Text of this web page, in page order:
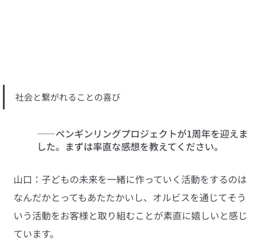
社会と繋がれることの喜び
――ペンギンリングプロジェクトが1周年を迎えま
した。まずは率直な感想を教えてください。
山口：子どもの未来を一緒に作っていく活動をするのは
なんだかとってもあたたかいし、オルビスを通じてそう
いう活動をお客様と取り組むことが素直に嬉しいと感じ
ています。